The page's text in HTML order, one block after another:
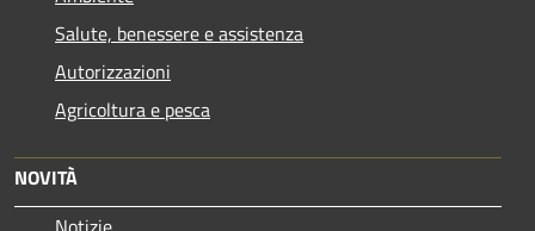
Salute, benessere e assistenza
Autorizzazioni
Agricoltura e pesca
NOVITÀ